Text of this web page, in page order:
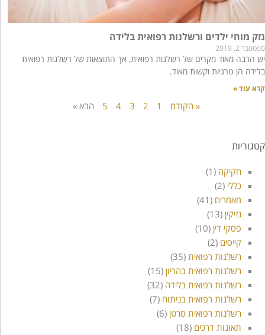
נזק מוחי ילדים ורשלנות רפואית בלידה
ספטמבר 2, 2019
יש הרבה מאוד מקרים של רשלנות רפואית, אך התוצאות של רשלנות רפואית
בלידה הן טרגיות וקשות מאוד.
קרא עוד »
« הקודם 1
2
3
4
5 הבא »
קטגוריות
חקיקה (1)
כללי (2)
מאמרים (41)
נזיקין (13)
פסקי דין (10)
קייסים (2)
רשלנות רפואית (35)
רשלנות רפואית בהריון (15)
רשלנות רפואית בלידה (32)
רשלנות רפואית בניתוח (7)
רשלנות רפואית סרטן (6)
תאונות דרכים (18)